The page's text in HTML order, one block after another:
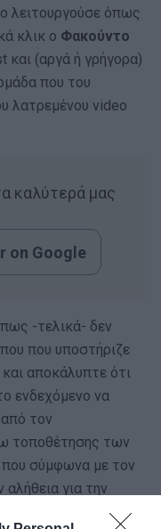
λειτουργούσε όπως
κλικ ο Φακούντο
και (αργά ή γρήγορα)
που του
λατρεμένου video
καλύτερά μας
on Google
-τελικά- δεν
που υποστήριζε
αποκάλυπτε ότι
ενδεχόμενο να
από τον
τοποθέτησης των
που σύμφωνα με τον
αλήθεια για την